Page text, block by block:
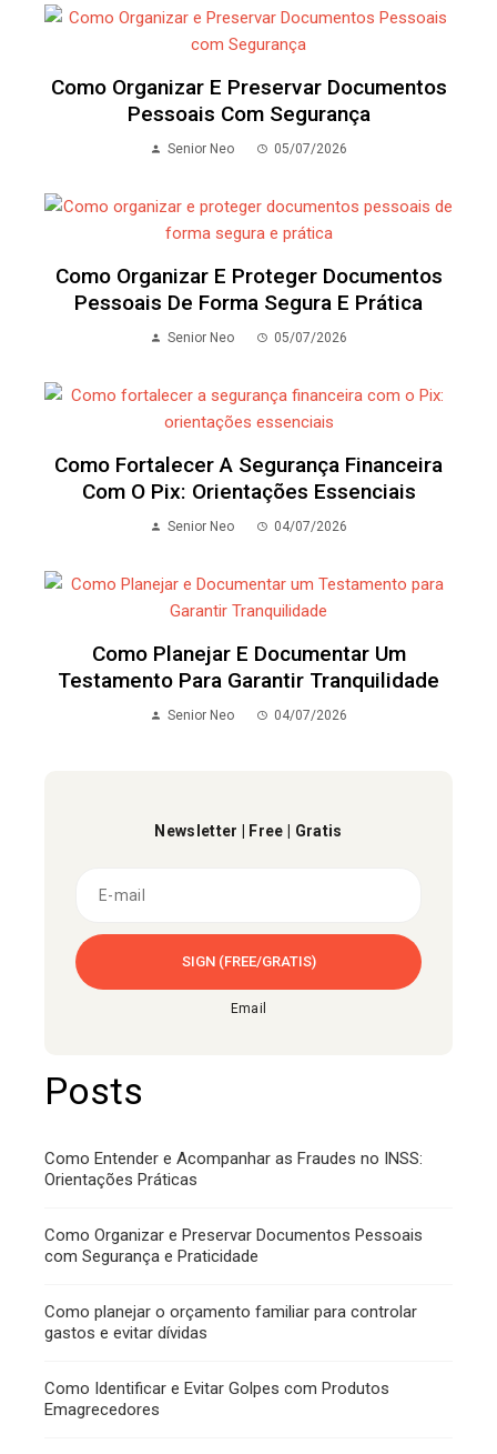
Como Organizar E Preservar Documentos
Pessoais Com Segurança
Senior Neo 05/07/2026
Como Organizar E Proteger Documentos
Pessoais De Forma Segura E Prática
Senior Neo 05/07/2026
Como Fortalecer A Segurança Financeira
Com O Pix: Orientações Essenciais
Senior Neo 04/07/2026
Como Planejar E Documentar Um
Testamento Para Garantir Tranquilidade
Senior Neo 04/07/2026
Newsletter | Free | Gratis
Email
Posts
Como Entender e Acompanhar as Fraudes no INSS:
Orientações Práticas
Como Organizar e Preservar Documentos Pessoais
com Segurança e Praticidade
Como planejar o orçamento familiar para controlar
gastos e evitar dívidas
Como Identificar e Evitar Golpes com Produtos
Emagrecedores